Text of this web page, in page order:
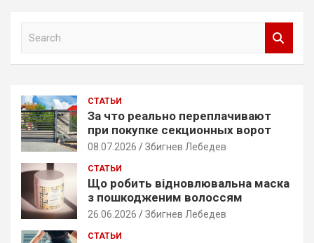
h
СТАТЬИ
За что реально переплачивают
при покупке секционных ворот
08.07.2026 Збигнев Лебедев
СТАТЬИ
Що робить відновлювальна маска
з пошкодженим волоссям
26.06.2026 Збигнев Лебедев
СТАТЬИ